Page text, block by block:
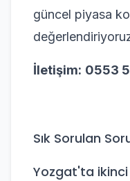
güncel piyasa
İletişim: 0553
Sık Sorulan
Yozgat'ta